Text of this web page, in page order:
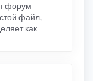
форум
файл,
как